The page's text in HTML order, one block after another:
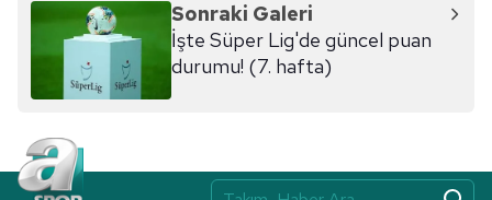
Sonraki Galeri
İşte Süper Lig'de güncel puan
durumu! (7. hafta)